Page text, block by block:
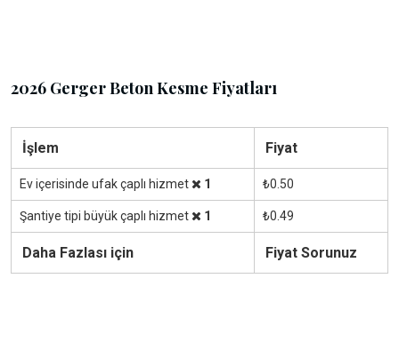
2026 Gerger Beton Kesme Fiyatları
İşlem Fiyat
Ev içerisinde ufak çaplı hizmet 1 ₺0.50
Şantiye tipi büyük çaplı hizmet 1 ₺0.49
Daha Fazlası için Fiyat Sorunuz